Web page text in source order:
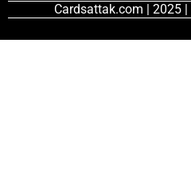
Cardsattak.com | 2025